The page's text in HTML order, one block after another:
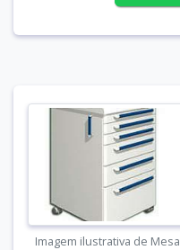
Imagem ilustrativa de Mesa